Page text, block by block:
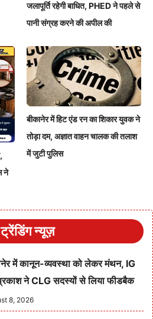
जलापूर्ति रहेगी बाधित, PHED ने पहले से
पानी संग्रह करने की अपील की
ने
बीकानेर में हिट एंड रन का शिकार युवक ने
तोड़ा दम, अज्ञात वाहन चालक की तलाश
में जुटी पुलिस
ट्रेंडिंग न्यूज़
में कानून-व्यवस्था को लेकर मंथन, IG
ने CLG सदस्यों से लिया फीडबैक
8, 2026